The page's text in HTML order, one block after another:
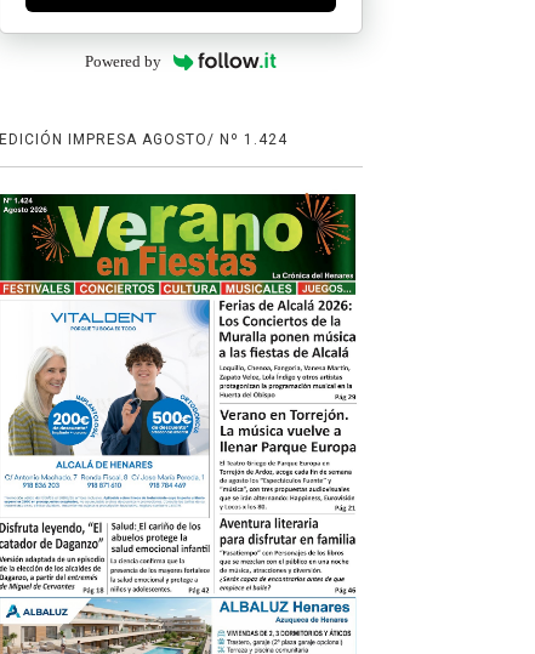
Powered by
EDICIÓN IMPRESA AGOSTO/ Nº 1.424